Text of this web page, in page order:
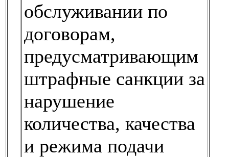
обслуживании по
договорам,
предусматривающим
штрафные санкции за
нарушение
количества, качества
и режима подачи